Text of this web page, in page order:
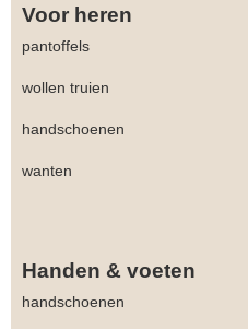
Voor heren
pantoffels
wollen truien
handschoenen
wanten
Handen & voeten
handschoenen